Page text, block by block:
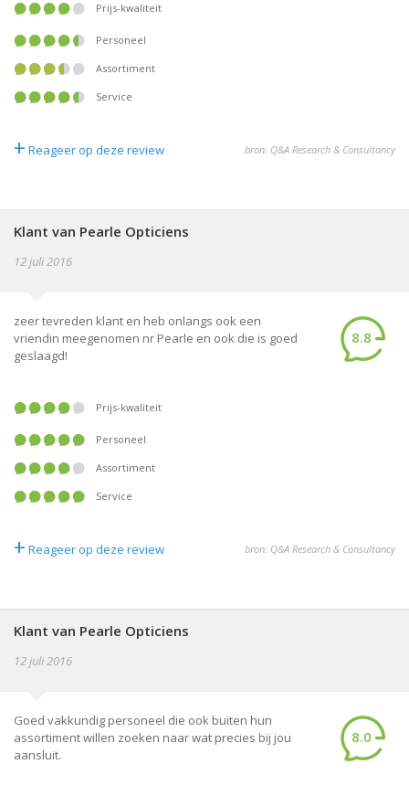
Prijs-kwaliteit
Personeel
Assortiment
Service
+ Reageer op deze review bron: Q&A Research & Consultancy
Klant van Pearle Opticiens
12 juli 2016
zeer tevreden klant en heb onlangs ook een
vriendin meegenomen nr Pearle en ook die is goed
geslaagd!
8.8
Prijs-kwaliteit
Personeel
Assortiment
Service
+ Reageer op deze review bron: Q&A Research & Consultancy
Klant van Pearle Opticiens
12 juli 2016
Goed vakkundig personeel die ook buiten hun
assortiment willen zoeken naar wat precies bij jou
aansluit.
8.0